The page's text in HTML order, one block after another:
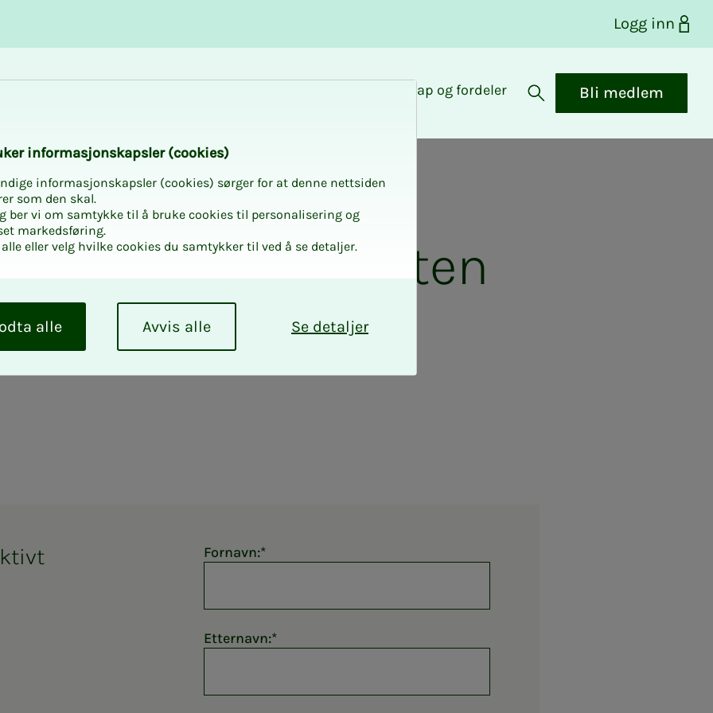
Logg inn
Medlemskap og fordeler
Åpne søk
Bli medlem
for yrkesaktive uten
Fornavn:
Etternavn:
in­­­for­­­ma­­­sjons­­­kaps­­­­­ler (cookies)
informasjonskapsler (cookies) sørger for at denne nettsiden
som den skal.
ber vi om samtykke til å bruke cookies til personalisering og
markedsføring.
eller velg hvilke cookies du samtykker til ved å se detaljer.
Se detaljer
Avvis alle
alle